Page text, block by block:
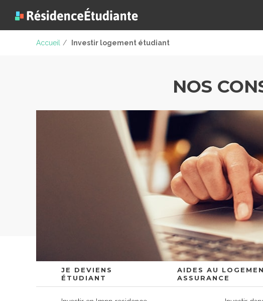
Accueil / Investir logement étudiant
NOS
JE DEVIENS
ÉTUDIANT
AIDES AU
ASSURANCE